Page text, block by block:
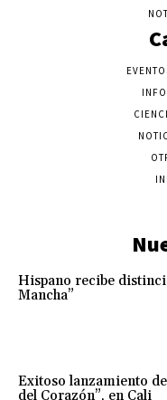
Hispano recibe
Mancha”
Exitoso lanzamiento
del Corazón”, en Cali